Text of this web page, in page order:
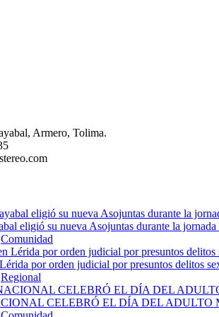
Armero, Tolima.
eligió su nueva Asojuntas durante la
Comunidad
por orden judicial por presuntos delitos
Regional
CELEBRÓ EL DÍA DEL